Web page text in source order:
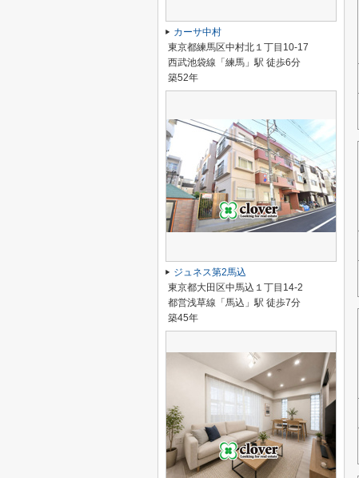
カーサ中村
東京都練馬区中村北１丁目10-17
西武池袋線「練馬」駅 徒歩6分
築52年
ジュネス第2馬込
東京都大田区中馬込１丁目14-2
都営浅草線「馬込」駅 徒歩7分
築45年